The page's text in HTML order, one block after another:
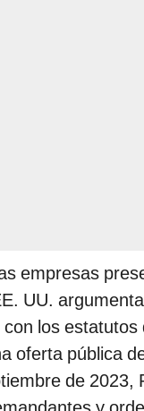
empresas
UU.
los estatutos
oferta pública
de 2023,